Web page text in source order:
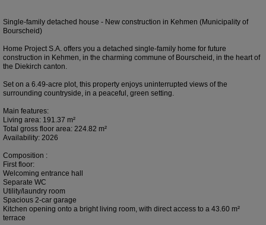
Single-family detached house - New construction in Kehmen (Municipality of
Bourscheid)
Home Project S.A. offers you a detached single-family home for future
construction in Kehmen, in the charming commune of Bourscheid, in the heart of
the Diekirch canton.
Set on a 6.49-acre plot, this property enjoys uninterrupted views of the
surrounding countryside, in a peaceful, green setting.
Main features:
Living area: 191.37 m²
Total gross floor area: 224.82 m²
Availability: 2026
Composition :
First floor:
Welcoming entrance hall
Separate WC
Utility/laundry room
Spacious 2-car garage
Kitchen opening onto a bright living room, with direct access to a 43.60 m²
terrace